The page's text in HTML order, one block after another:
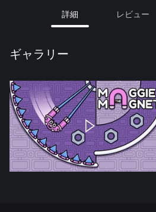
詳細 レビュー
ギャラリー